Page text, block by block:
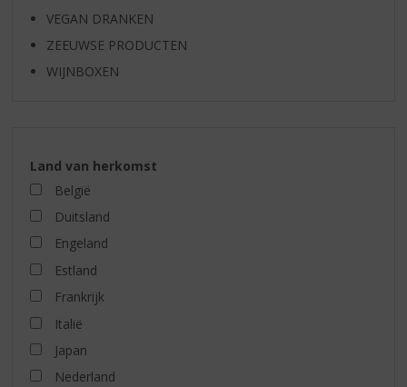
VEGAN DRANKEN
ZEEUWSE PRODUCTEN
WIJNBOXEN
Land van herkomst
België
Duitsland
Engeland
Estland
Frankrijk
Italië
Japan
Nederland